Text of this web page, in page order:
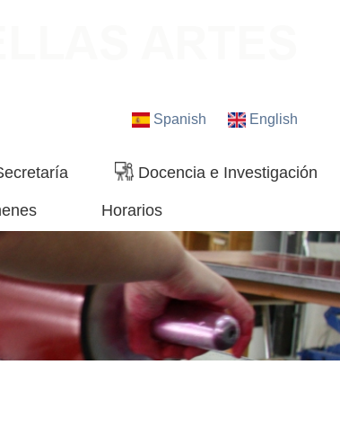
Spanish English
Docencia e Investigación
Horarios